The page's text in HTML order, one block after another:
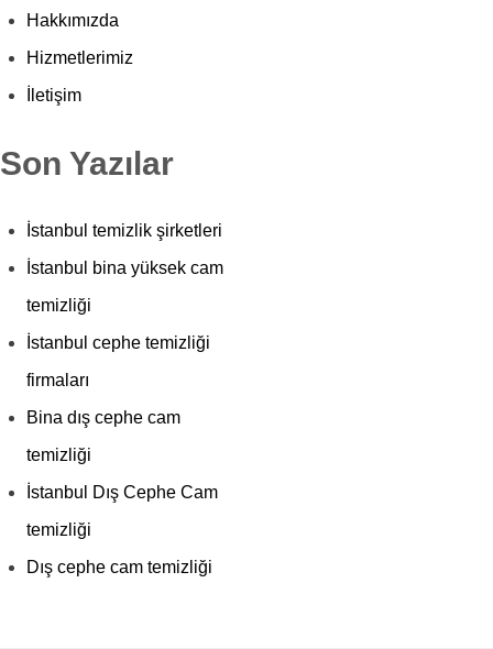
Hakkımızda
Hizmetlerimiz
İletişim
Son Yazılar
İstanbul temizlik şirketleri
İstanbul bina yüksek cam
temizliği
İstanbul cephe temizliği
firmaları
Bina dış cephe cam
temizliği
İstanbul Dış Cephe Cam
temizliği
Dış cephe cam temizliği